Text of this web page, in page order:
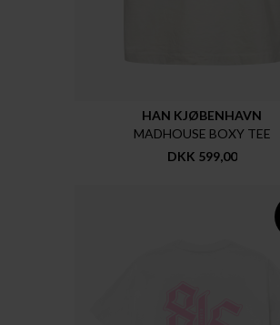
HAN KJØBENHAVN
MADHOUSE BOXY TEE
DKK 599,00